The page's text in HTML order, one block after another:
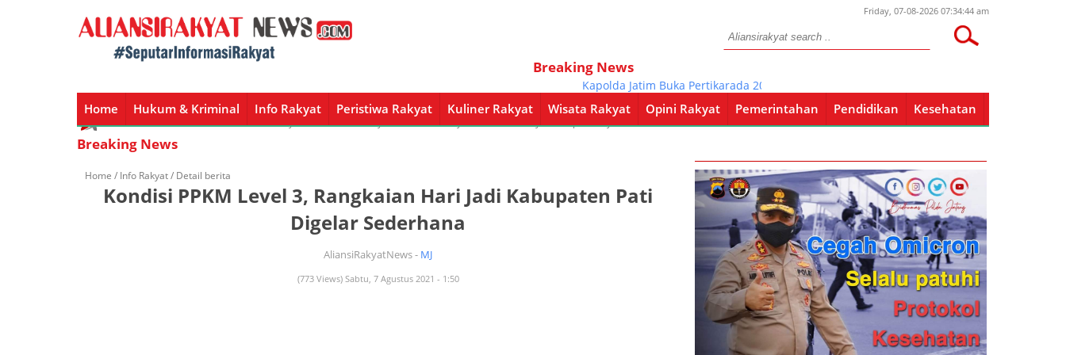
Friday, 07-08-2026 07:34:44 am
Breaking News
Kapolda Jatim Buka Pertikarada 2018 di Bojonegoro
Home Hukum & Kriminal Info Rakyat Peristiwa Rakyat Kuliner Rakyat Wisata Rakyat Opini Rakyat Pemerintahan Pendidikan Kesehatan
Home Hukum & Kriminal Info Rakyat Peristiwa Rakyat Kuliner Rakyat Wisata Rakyat Opini Rakyat Pemerintahan Pendidikan Kesehatan
Breaking News
Home / Info Rakyat/ Detail berita
Kondisi PPKM Level 3, Rangkaian Hari Jadi Kabupaten Pati
Digelar Sederhana
AliansiRakyatNews - MJ
(773 Views) Sabtu, 7 Agustus 2021 - 1:50